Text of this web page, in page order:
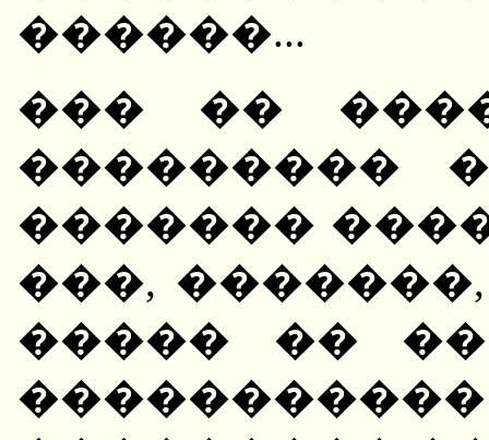
������...
��� ��
���������
�������
���,
����� ��